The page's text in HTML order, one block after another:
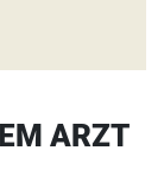
ARZT